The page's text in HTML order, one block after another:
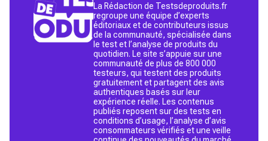
La Rédaction de Testsdeproduits.fr
regroupe une équipe d’experts
éditoriaux et de contributeurs issus
de la communauté, spécialisée dans
le test et l’analyse de produits du
quotidien. Le site s’appuie sur une
communauté de plus de 800 000
testeurs, qui testent des produits
gratuitement et partagent des avis
authentiques basés sur leur
expérience réelle. Les contenus
publiés reposent sur des tests en
conditions d’usage, l’analyse d’avis
consommateurs vérifiés et une veille